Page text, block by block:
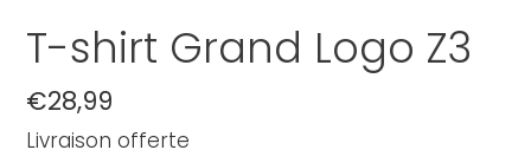
T-shirt Grand Logo Z3
Prix
normal
€28,99
Livraison offerte